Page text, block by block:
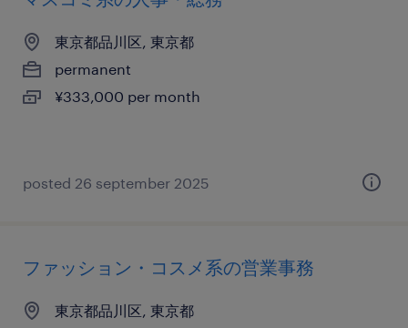
東京都品川区, 東京都
permanent
¥333,000 per month
posted 26 september 2025
ファッション・コスメ系の営業事務
東京都品川区, 東京都